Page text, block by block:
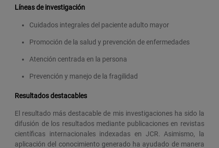
Líneas de investigación
Cuidados integrales del paciente adulto mayor
Promoción de la salud y prevención de enfermedades
Atención centrada en la persona
Prevención y manejo de la fragilidad
Resultados destacables
El resultado más destacable de mis investigaciones ha sido la
difusión de los resultados mediante publicaciones en revistas
científicas internacionales indexadas en JCR. Asimismo, la
aplicación del conocimiento generado ha ayudado de manera